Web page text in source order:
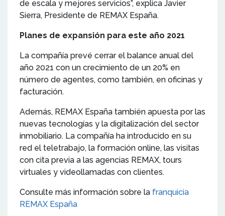
de escala y mejores servicios”, explica Javier
Sierra, Presidente de REMAX España.
Planes de expansión para este año 2021
La compañía prevé cerrar el balance anual del
año 2021 con un crecimiento de un 20% en
número de agentes, como también, en oficinas y
facturación.
Además, REMAX España también apuesta por las
nuevas tecnologías y la digitalización del sector
inmobiliario. La compañía ha introducido en su
red el teletrabajo, la formación online, las visitas
con cita previa a las agencias REMAX, tours
virtuales y videollamadas con clientes.
Consulte más información sobre la franquicia
REMAX España